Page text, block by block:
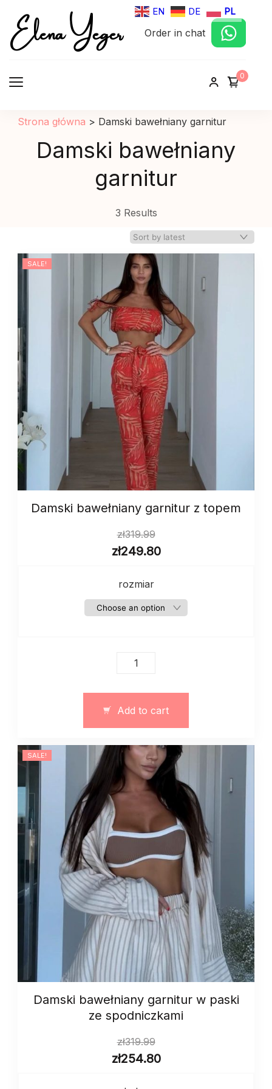
EN DE PL
Elena Yeger
Sklep internetowy odziez damska
Order in chat
0
Strona główna > Damski bawełniany garnitur
Damski bawełniany
garnitur
3 Results
SALE!
Damski bawełniany garnitur z topem
zł319.99
zł249.80
rozmiar
Damski
topem
quantity
Add to cart
SALE!
Damski bawełniany garnitur w paski
ze spodniczkami
zł319.99
zł254.80